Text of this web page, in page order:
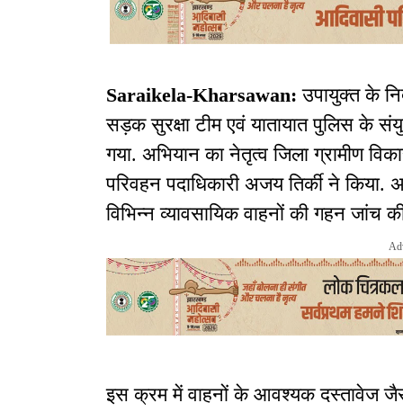
Saraikela-Kharsawan: उपायुक्त के
सड़क सुरक्षा टीम एवं यातायात पुलिस के
गया. अभियान का नेतृत्व जिला ग्रामीण
परिवहन पदाधिकारी अजय तिर्की ने
विभिन्न व्यावसायिक वाहनों की गहन जांच
इस क्रम में वाहनों के आवश्यक दस्तावेज